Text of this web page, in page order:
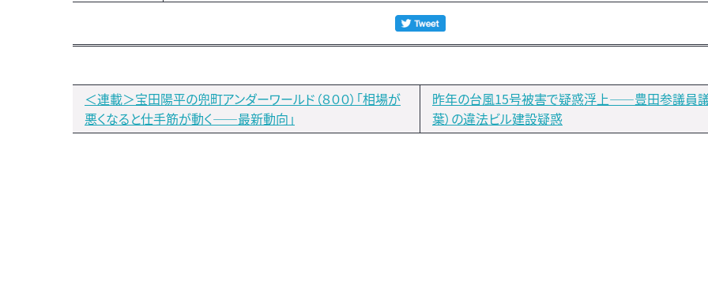
＜連載＞宝田陽平の兜町アンダーワールド（８００）「相場が
悪くなると仕手筋が動く――最新動向」
昨年の台風15号被害で疑惑浮上――豊田参議員議
葉）の違法ビル建設疑惑